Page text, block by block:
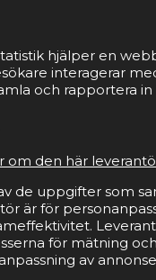
hjälper en
interagerar
och rapportera
om den här
de uppgifter som
är för
för mätning och
av